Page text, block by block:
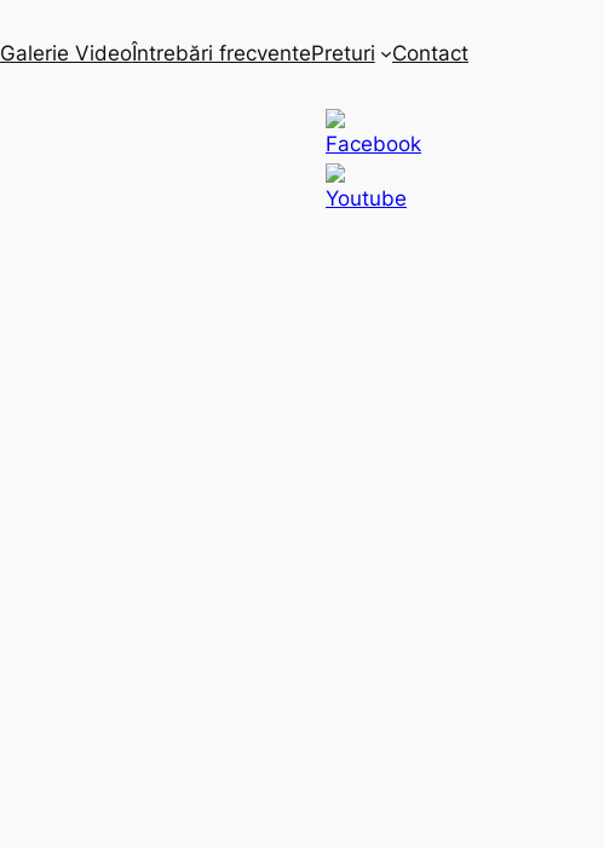
Galerie VideoÎntrebări frecventePreturi Contact